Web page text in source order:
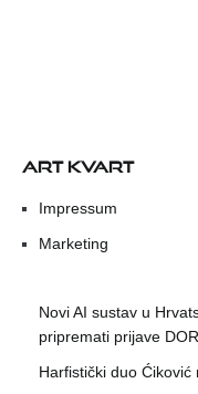
ART KVART
Impressum
Marketing
Novi AI sustav u
pripremati prijave
Harfistički duo